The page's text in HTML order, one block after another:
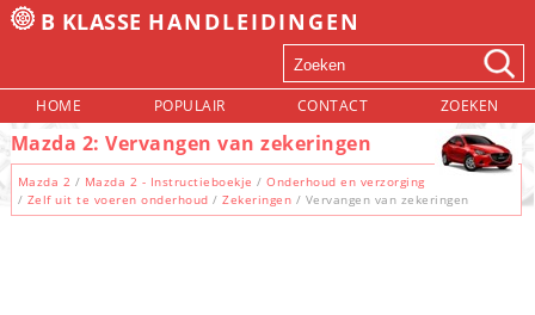
B KLASSE HANDLEIDINGEN
HOME POPULAIR CONTACT ZOEKEN
Mazda 2: Vervangen van zekeringen
Mazda 2 / Mazda 2 - Instructieboekje /Onderhoud en verzorging
/ Zelf uit te voeren onderhoud /Zekeringen / Vervangen van zekeringen